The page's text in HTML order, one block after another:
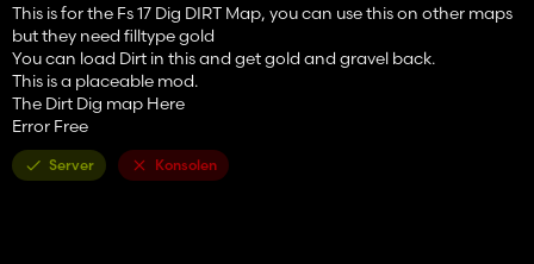
This is for the Fs 17 Dig DIRT Map, you can use this on other maps
but they need filltype gold
You can load Dirt in this and get gold and gravel back.
This is a placeable mod.
The Dirt Dig map Here
Error Free
Server Konsolen